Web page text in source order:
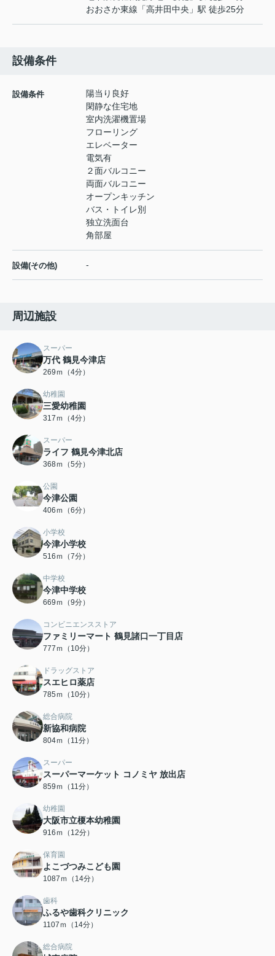
おおさか東線 「高井田中央 」駅 徒歩25分
設備条件
設備条件
陽当り良好
閑静な住宅地
室内洗濯機置場
フローリング
エレベーター
電気有
２面バルコニー
両面バルコニー
オープンキッチン
バス・トイレ別
独立洗面台
角部屋
設備(その他) -
周辺施設
スーパー
万代 鶴見今津店
269ｍ（4分）
幼稚園
三愛幼稚園
317ｍ（4分）
スーパー
ライフ 鶴見今津北店
368ｍ（5分）
公園
今津公園
406ｍ（6分）
小学校
今津小学校
516ｍ（7分）
中学校
今津中学校
669ｍ（9分）
コンビニエンスストア
ファミリーマート 鶴見諸口一丁目店
777ｍ（10分）
ドラッグストア
スエヒロ薬店
785ｍ（10分）
総合病院
新協和病院
804ｍ（11分）
スーパー
スーパーマーケット コノミヤ 放出店
859ｍ（11分）
幼稚園
大阪市立榎本幼稚園
916ｍ（12分）
保育園
よこづつみこども園
1087ｍ（14分）
歯科
ふるや歯科クリニック
1107ｍ（14分）
総合病院